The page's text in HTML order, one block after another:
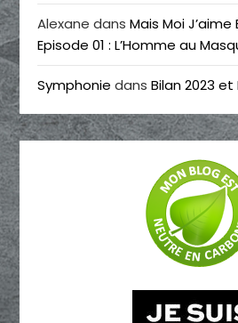
Alexane dansMais Moi J’aime
Episode 01 : L’Homme au
Symphonie dansBilan 2023